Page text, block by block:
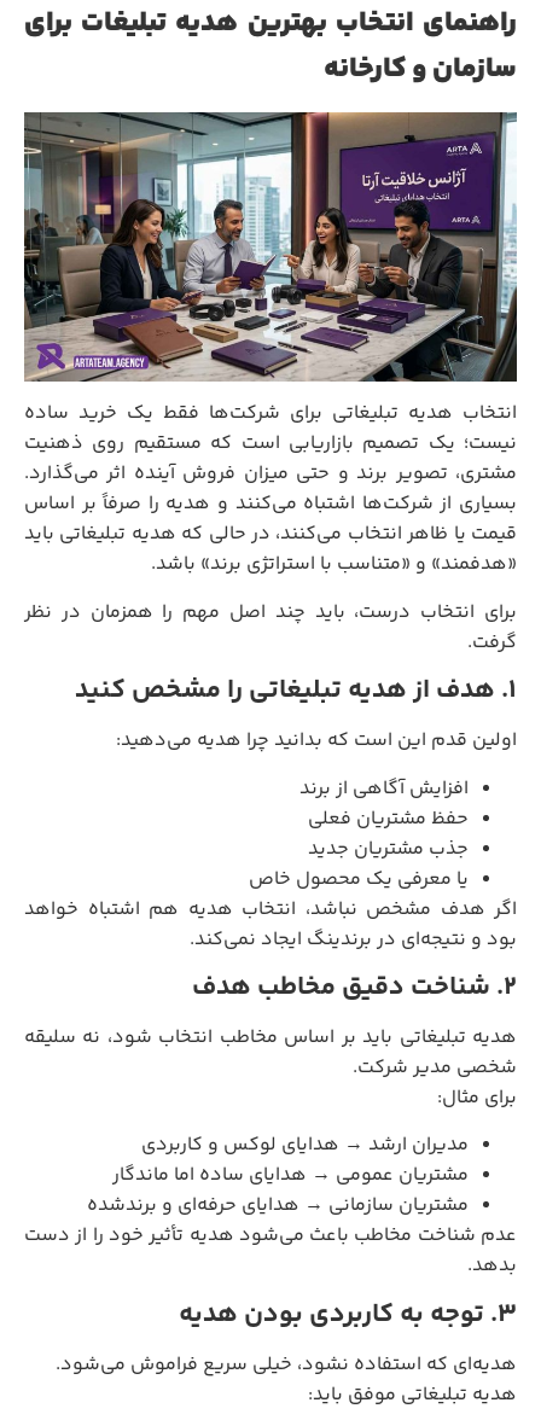
راهنمای انتخاب بهترین هدیه تبلیغات برای
سازمان و کارخانه
انتخاب هدیه تبلیغاتی برای شرکت‌ها فقط یک خرید ساده
نیست؛ یک تصمیم بازاریابی است که مستقیم روی ذهنیت
مشتری، تصویر برند و حتی میزان فروش آینده اثر می‌گذارد.
بسیاری از شرکت‌ها اشتباه می‌کنند و هدیه را صرفاً بر اساس
قیمت یا ظاهر انتخاب می‌کنند، در حالی که هدیه تبلیغاتی باید
«هدفمند» و «متناسب با استراتژی برند» باشد.
برای انتخاب درست، باید چند اصل مهم را همزمان در نظر
گرفت.
۱. هدف از هدیه تبلیغاتی را مشخص کنید
اولین قدم این است که بدانید چرا هدیه می‌دهید:
افزایش آگاهی از برند
حفظ مشتریان فعلی
جذب مشتریان جدید
یا معرفی یک محصول خاص
اگر هدف مشخص نباشد، انتخاب هدیه هم اشتباه خواهد
بود و نتیجه‌ای در برندینگ ایجاد نمی‌کند.
۲. شناخت دقیق مخاطب هدف
هدیه تبلیغاتی باید بر اساس مخاطب انتخاب شود، نه سلیقه
شخصی مدیر شرکت.
برای مثال:
مدیران ارشد → هدایای لوکس و کاربردی
مشتریان عمومی → هدایای ساده اما ماندگار
مشتریان سازمانی → هدایای حرفه‌ای و برندشده
عدم شناخت مخاطب باعث می‌شود هدیه تأثیر خود را از دست
بدهد.
۳. توجه به کاربردی بودن هدیه
هدیه‌ای که استفاده نشود، خیلی سریع فراموش می‌شود.
هدیه تبلیغاتی موفق باید: